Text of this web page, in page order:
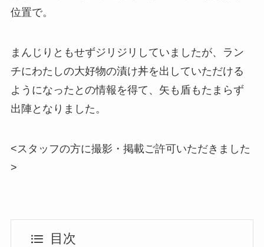
位置で。
まんじりともせずジリジリしていましたが、ラン
チにわたしの大好物の漬け丼を出していただける
ようになったとの情報を得て、矢も盾もたまらず
出陣となりました。
<スタッフの方に撮影・掲載ご許可いただきました
>
目次